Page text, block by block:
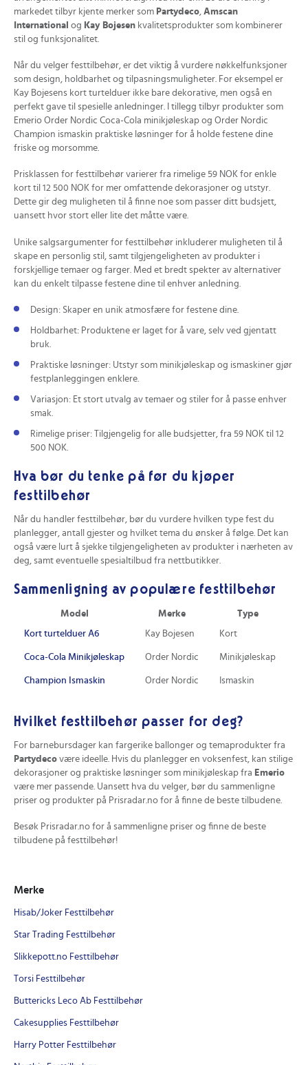
markedet tilbyr kjente merker som Partydeco, Amscan
International og Kay Bojesen kvalitetsprodukter som kombinerer
stil og funksjonalitet.
Når du velger festtilbehør, er det viktig å vurdere nøkkelfunksjoner
som design, holdbarhet og tilpasningsmuligheter. For eksempel er
Kay Bojesens kort turtelduer ikke bare dekorative, men også en
perfekt gave til spesielle anledninger. I tillegg tilbyr produkter som
Emerio Order Nordic Coca-Cola minikjøleskap og Order Nordic
Champion ismaskin praktiske løsninger for å holde festene dine
friske og morsomme.
Prisklassen for festtilbehør varierer fra rimelige 59 NOK for enkle
kort til 12 500 NOK for mer omfattende dekorasjoner og utstyr.
Dette gir deg muligheten til å finne noe som passer ditt budsjett,
uansett hvor stort eller lite det måtte være.
Unike salgsargumenter for festtilbehør inkluderer muligheten til å
skape en personlig stil, samt tilgjengeligheten av produkter i
forskjellige temaer og farger. Med et bredt spekter av alternativer
kan du enkelt tilpasse festene dine til enhver anledning.
Design: Skaper en unik atmosfære for festene dine.
Holdbarhet: Produktene er laget for å vare, selv ved gjentatt
bruk.
Praktiske løsninger: Utstyr som minikjøleskap og ismaskiner gjør
festplanleggingen enklere.
Variasjon: Et stort utvalg av temaer og stiler for å passe enhver
smak.
Rimelige priser: Tilgjengelig for alle budsjetter, fra 59 NOK til 12
500 NOK.
Hva bør du tenke på før du kjøper
festtilbehør
Når du handler festtilbehør, bør du vurdere hvilken type fest du
planlegger, antall gjester og hvilket tema du ønsker å følge. Det kan
også være lurt å sjekke tilgjengeligheten av produkter i nærheten av
deg, samt eventuelle spesialtilbud fra nettbutikker.
Sammenligning av populære festtilbehør
Model Merke Type
Kort turtelduer A6 Kay Bojesen Kort
Coca-Cola Minikjøleskap Order Nordic Minikjøleskap
Champion Ismaskin Order Nordic Ismaskin
Hvilket festtilbehør passer for deg?
For barnebursdager kan fargerike ballonger og temaprodukter fra
Partydeco være ideelle. Hvis du planlegger en voksenfest, kan stilige
dekorasjoner og praktiske løsninger som minikjøleskap fra Emerio
være mer passende. Uansett hva du velger, bør du sammenligne
priser og produkter på Prisradar.no for å finne de beste tilbudene.
Besøk Prisradar.no for å sammenligne priser og finne de beste
tilbudene på festtilbehør!
Merke
Hisab/Joker Festtilbehør
Star Trading Festtilbehør
Slikkepott.no Festtilbehør
Torsi Festtilbehør
Buttericks Leco Ab Festtilbehør
Cakesupplies Festtilbehør
Harry Potter Festtilbehør